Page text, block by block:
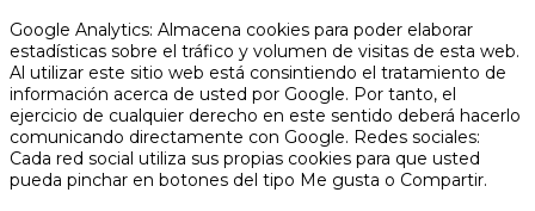
Google Analytics: Almacena cookies para poder elaborar
estadísticas sobre el tráfico y volumen de visitas de esta web.
Al utilizar este sitio web está consintiendo el tratamiento de
información acerca de usted por Google. Por tanto, el
ejercicio de cualquier derecho en este sentido deberá hacerlo
comunicando directamente con Google. Redes sociales:
Cada red social utiliza sus propias cookies para que usted
pueda pinchar en botones del tipo Me gusta o Compartir.